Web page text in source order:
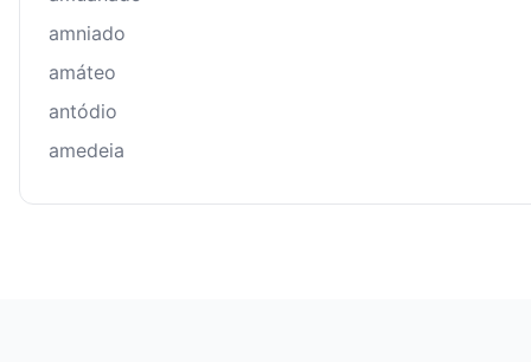
amniado
amáteo
antódio
amedeia